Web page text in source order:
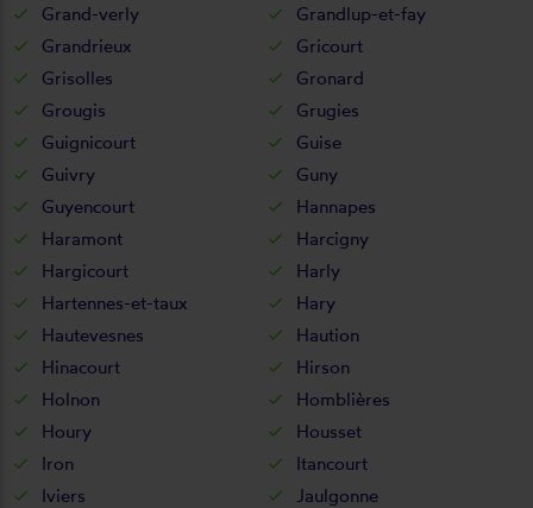
Grand-verly
Grandlup-et-fay
Grandrieux
Gricourt
Grisolles
Gronard
Grougis
Grugies
Guignicourt
Guise
Guivry
Guny
Guyencourt
Hannapes
Haramont
Harcigny
Hargicourt
Harly
Hartennes-et-taux
Hary
Hautevesnes
Haution
Hinacourt
Hirson
Holnon
Homblières
Houry
Housset
Iron
Itancourt
Iviers
Jaulgonne